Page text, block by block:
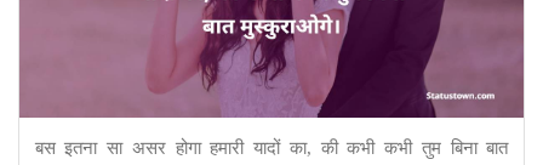
बस इतना सा असर होगा हमारी यादों का, की कभी कभी तुम बिना बात